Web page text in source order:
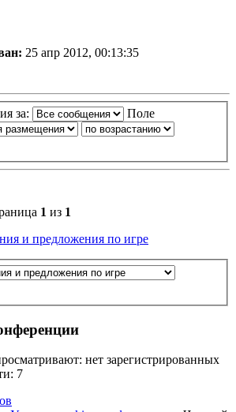
25 апр 2012, 00:13:35
за:
Поле
1 из 1
и предложения по игре
нет зарегистрированных
7